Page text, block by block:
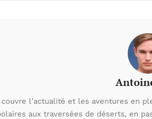
l’actualité et les aventures en
aux traversées de déserts, en